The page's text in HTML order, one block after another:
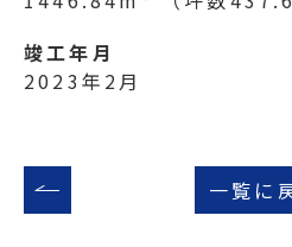
竣工年月
2023年2月
一覧に